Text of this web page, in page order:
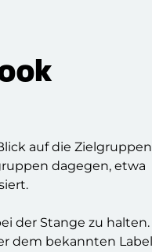
auf die Zielgruppen
dagegen, etwa
der Stange zu halten.
dem bekannten Label